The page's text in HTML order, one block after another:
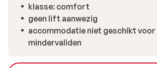
klasse: comfort
geen lift aanwezig
accommodatie niet geschikt voor
mindervaliden